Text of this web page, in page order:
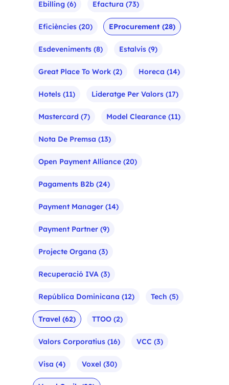
Ebilling (6) Efactura (73)
Eficiències (20) EProcurement (28)
Esdeveniments (8) Estalvis (9)
Great Place To Work (2) Horeca (14)
Hotels (11) Lideratge Per Valors (17)
Mastercard (7) Model Clearance (11)
Nota De Premsa (13)
Open Payment Alliance (20)
Pagaments B2b (24)
Payment Manager (14)
Payment Partner (9)
Projecte Organa (3)
Recuperació IVA (3)
República Dominicana (12) Tech (5)
Travel (62) TTOO (2)
Valors Corporatius (16) VCC (3)
Visa (4) Voxel (30)